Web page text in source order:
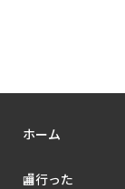
ホーム
🏬行った